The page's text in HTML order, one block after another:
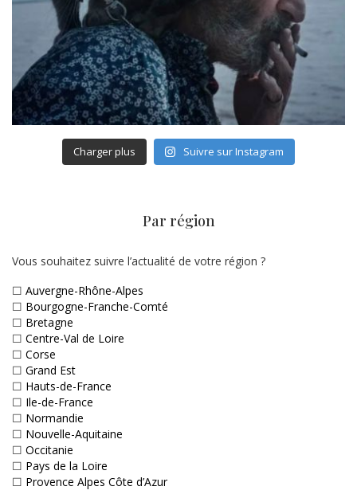
Charger plus Suivre sur Instagram
Par région
Vous souhaitez suivre l’actualité de votre région ?
☐ Auvergne-Rhône-Alpes
☐ Bourgogne-Franche-Comté
☐ Bretagne
☐ Centre-Val de Loire
☐ Corse
☐ Grand Est
☐ Hauts-de-France
☐ Ile-de-France
☐ Normandie
☐ Nouvelle-Aquitaine
☐ Occitanie
☐ Pays de la Loire
☐ Provence Alpes Côte d’Azur